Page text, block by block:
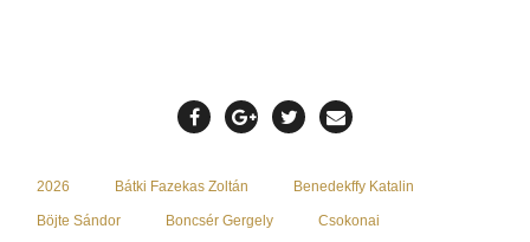
2026 Bátki Fazekas Zoltán Benedekffy Katalin
Böjte Sándor Boncsér Gergely Csokonai